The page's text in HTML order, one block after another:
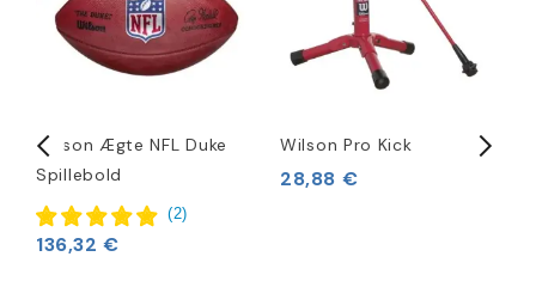
Wilson Ægte NFL Duke
Spillebold
(2)
136,32 €
Wilson Pro Kick
28,88 €